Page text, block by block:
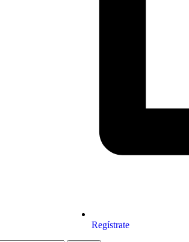
Regístrate